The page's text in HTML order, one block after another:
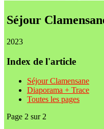
Séjour
2023
Index de l'article
Séjour Clamensane
Diaporama + Trace
Toutes les pages
Page 2 sur 2